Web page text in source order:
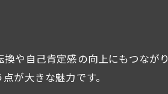
間として選ばれる理由とは
も体もリフレッシュする秘訣
や自己肯定感の向上にもつなが
が大きな魅力です。